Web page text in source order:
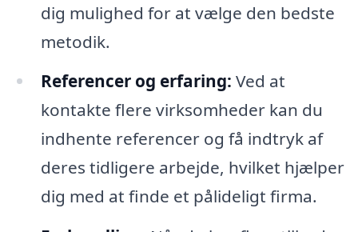
dig mulighed for at vælge den bedste
metodik.
Referencer og erfaring: Ved at
kontakte flere virksomheder kan du
indhente referencer og få indtryk af
deres tidligere arbejde, hvilket hjælper
dig med at finde et pålideligt firma.